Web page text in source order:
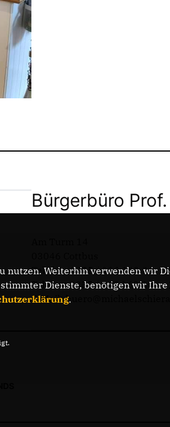
Bürgerbüro
Telefon: 0355 / 289 162 38
Telefax: 0355 / 289 162 39
E-Mail:
nutzen. Weiterhin verwenden wir
Dienste, benötigen wir
.